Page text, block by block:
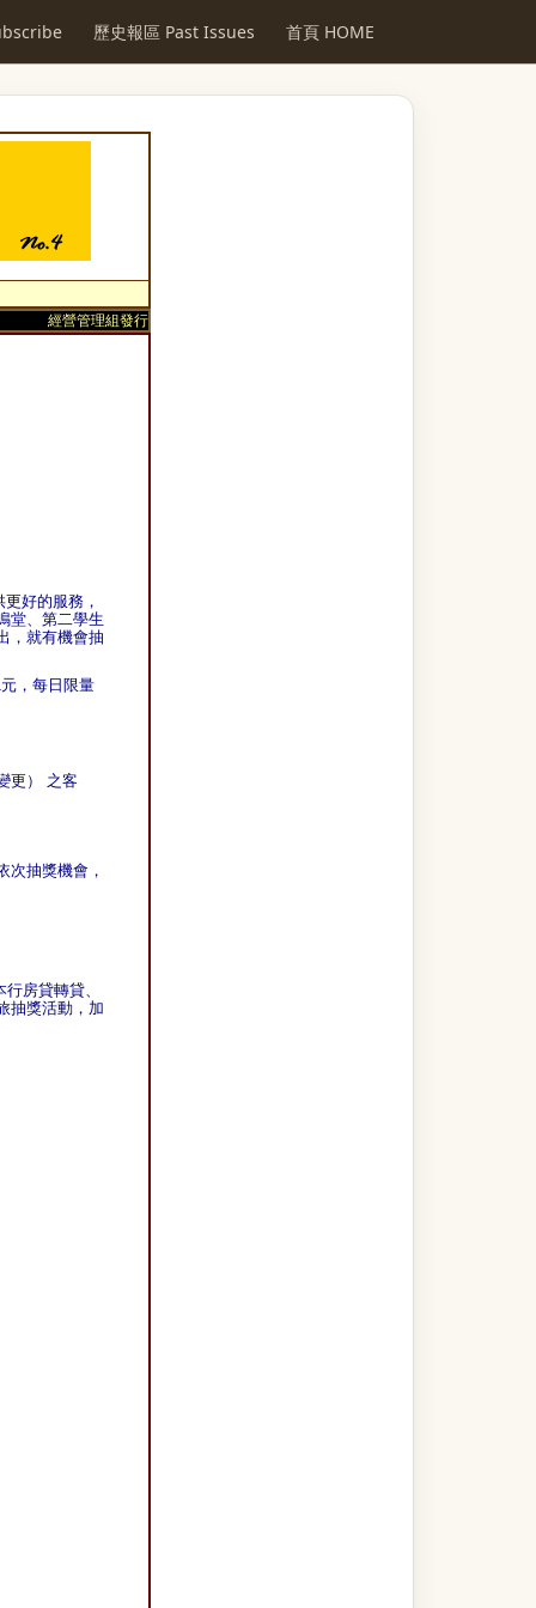
歷史報區 Past Issues 首頁 HOME
經營管理組發行
好的服務，
堂、第二學生
，就有機會抽
，每日限量
） 之客
次抽獎機會，
房貸轉貸、
抽獎活動，加